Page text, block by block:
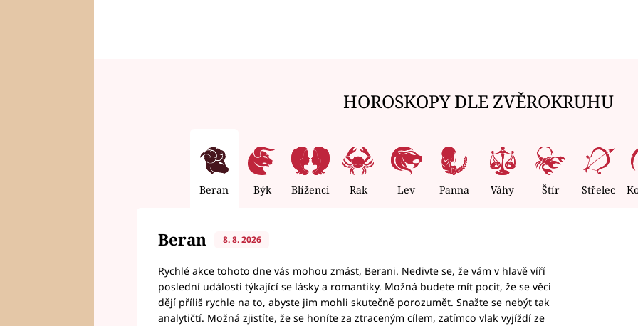
HOROSKOPY DLE ZVĚROKRUHU
Beran Býk Blíženci Rak Lev Panna Váhy Štír Střelec
Beran 8. 8. 2026
Rychlé akce tohoto dne vás mohou zmást, Berani. Nedivte se, že vám v hlavě víří
poslední události týkající se lásky a romantiky. Možná budete mít pocit, že se věci
dějí příliš rychle na to, abyste jim mohli skutečně porozumět. Snažte se nebýt tak
analytičtí. Možná zjistíte, že se honíte za ztraceným cílem, zatímco vlak vyjíždí ze